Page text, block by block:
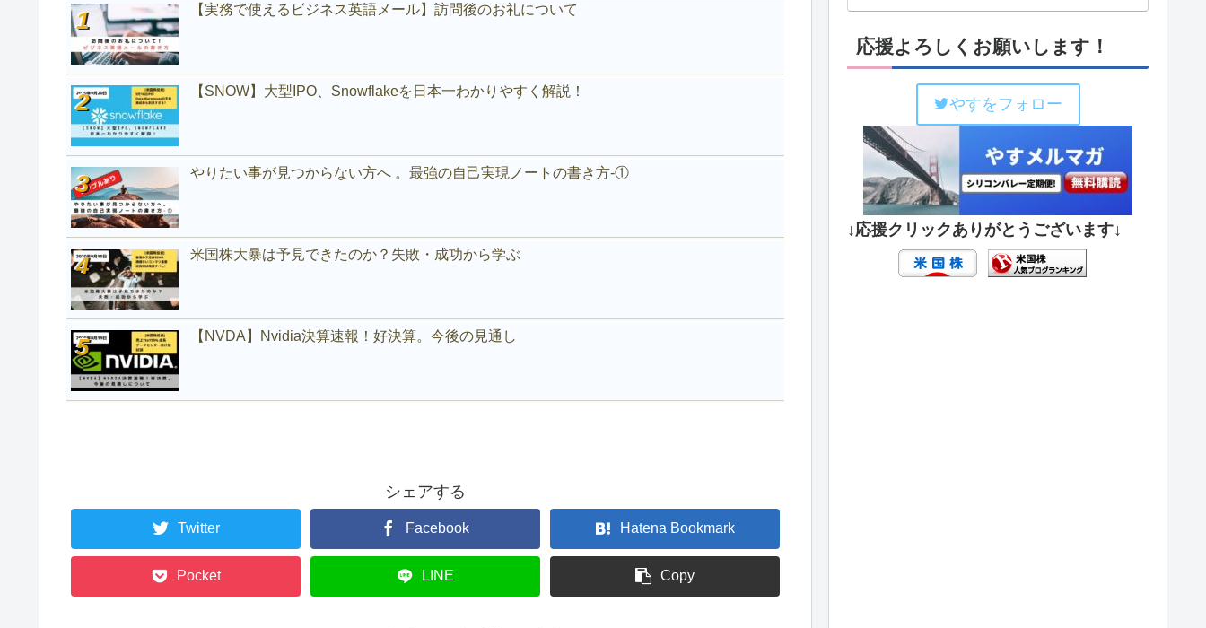
【実務で使えるビジネス英語メール】訪問後のお礼について
【SNOW】大型IPO、Snowflakeを日本一わかりやすく解説！
やりたい事が見つからない方へ 。最強の自己実現ノートの書き方-①
米国株大暴は予見できたのか？失敗・成功から学ぶ
【NVDA】Nvidia決算速報！好決算。今後の見通し
シェアする
Twitter Facebook Hatena Bookmark
Pocket LINE Copy
応援よろしくお願いします！
やすをフォロー
↓応援クリックありがとうございます↓